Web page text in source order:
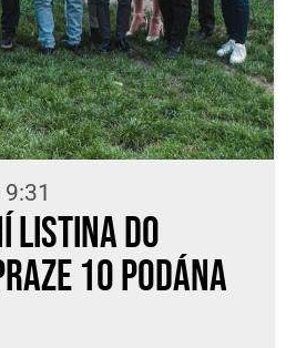
listina do
10 podána